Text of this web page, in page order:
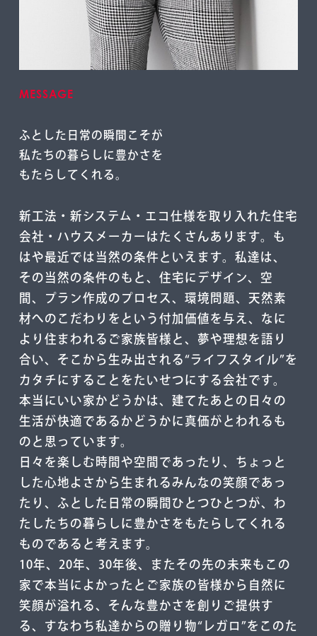
MESSAGE
ふとした⽇常の瞬間こそが
私たちの暮らしに豊かさを
もたらしてくれる。
新⼯法・新システム・エコ仕様を取り⼊れた住宅
会社・ハウスメーカーはたくさんあります。も
はや最近では当然の条件といえます。私達は、
その当然の条件のもと、住宅にデザイン、空
間、プラン作成のプロセス、環境問題、天然素
材へのこだわりをという付加価値を与え、なに
より住まわれるご家族皆様と、夢や理想を語り
合い、そこから⽣み出される“ライフスタイル”を
カタチにすることをたいせつにする会社です。
本当にいい家かどうかは、建てたあとの⽇々の
⽣活が快適であるかどうかに真価がとわれるも
のと思っています。
⽇々を楽しむ時間や空間であったり、ちょっと
した⼼地よさから⽣まれるみんなの笑顔であっ
たり、ふとした⽇常の瞬間ひとつひとつが、わ
たしたちの暮らしに豊かさをもたらしてくれる
ものであると考えます。
10年、20年、30年後、またその先の未来もこの
家で本当によかったとご家族の皆様から⾃然に
笑顔が溢れる、そんな豊かさを創りご提供す
る、すなわち私達からの贈り物“レガロ”をこのた